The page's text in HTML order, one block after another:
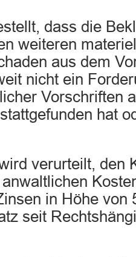
dass die
weiteren
aus dem
nicht ein
Vorschriften
hat
verurteilt, den
in Höhe von
seit